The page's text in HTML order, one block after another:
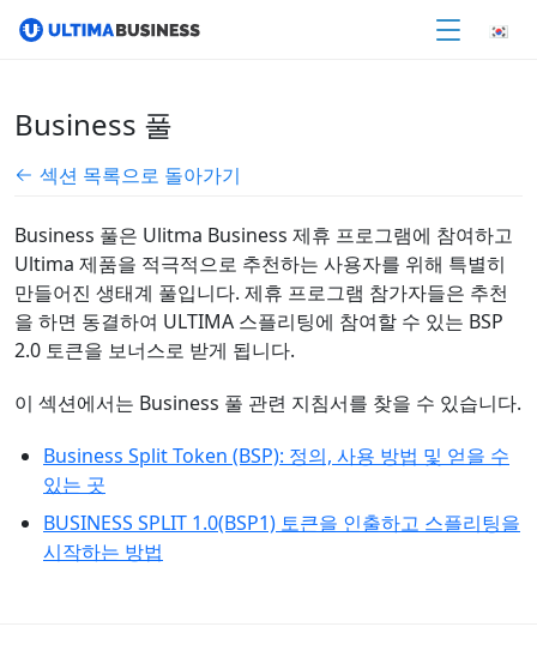
Business 풀
섹션 목록으로 돌아가기
Business 풀은 Ulitma Business 제휴 프로그램에 참여하고
Ultima 제품을 적극적으로 추천하는 사용자를 위해 특별히
만들어진 생태계 풀입니다. 제휴 프로그램 참가자들은 추천
을 하면 동결하여 ULTIMA 스플리팅에 참여할 수 있는 BSP
2.0 토큰을 보너스로 받게 됩니다.
이 섹션에서는 Business 풀 관련 지침서를 찾을 수 있습니다.
Business Split Token (BSP): 정의, 사용 방법 및 얻을 수
있는 곳
BUSINESS SPLIT 1.0(BSP1) 토큰을 인출하고 스플리팅을
시작하는 방법